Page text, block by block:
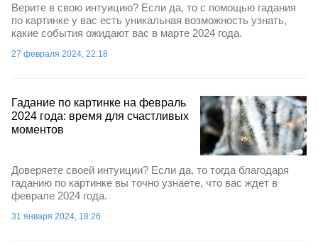
Верите в свою интуицию? Если да, то с помощью гадания
по картинке у вас есть уникальная возможность узнать,
какие события ожидают вас в марте 2024 года.
27 февраля 2024, 22:18
Гадание по картинке на февраль
2024 года: время для счастливых
моментов
Доверяете своей интуиции? Если да, то тогда благодаря
гаданию по картинке вы точно узнаете, что вас ждет в
феврале 2024 года.
31 января 2024, 18:26